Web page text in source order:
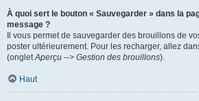
À quoi sert le bouton « Sauvegarder » dans la
message ?
Il vous permet de sauvegarder des brouillons de
poster ultérieurement. Pour les recharger, allez
(ongletAperçu --> Gestion des brouillons).
Haut